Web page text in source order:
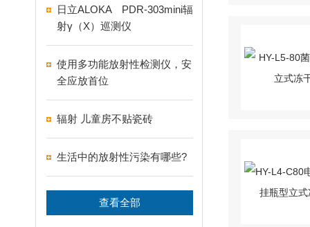
日立ALOKA PDR-303mini辐
射γ（X）巡测仪
使用多功能放射性检测仪，安
全应放首位
辐射 儿童房不贴瓷砖
生活中的放射性污染有哪些?
查看全部